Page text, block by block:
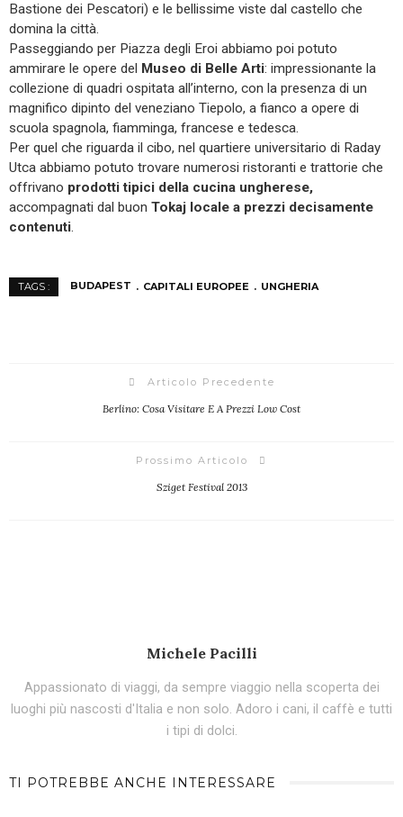
Bastione dei Pescatori) e le bellissime viste dal castello che
domina la città.
Passeggiando per Piazza degli Eroi abbiamo poi potuto
ammirare le opere del Museo di Belle Arti: impressionante la
collezione di quadri ospitata all’interno, con la presenza di un
magnifico dipinto del veneziano Tiepolo, a fianco a opere di
scuola spagnola, fiamminga, francese e tedesca.
Per quel che riguarda il cibo, nel quartiere universitario di Raday
Utca abbiamo potuto trovare numerosi ristoranti e trattorie che
offrivano prodotti tipici della cucina ungherese,
accompagnati dal buon Tokaj locale a prezzi decisamente
contenuti.
TAGS : BUDAPEST CAPITALI EUROPEE UNGHERIA
Articolo Precedente
Berlino: Cosa Visitare E A Prezzi Low Cost
Prossimo Articolo
Sziget Festival 2013
Michele Pacilli
Appassionato di viaggi, da sempre viaggio nella scoperta dei
luoghi più nascosti d'Italia e non solo. Adoro i cani, il caffè e tutti
i tipi di dolci.
TI POTREBBE ANCHE INTERESSARE